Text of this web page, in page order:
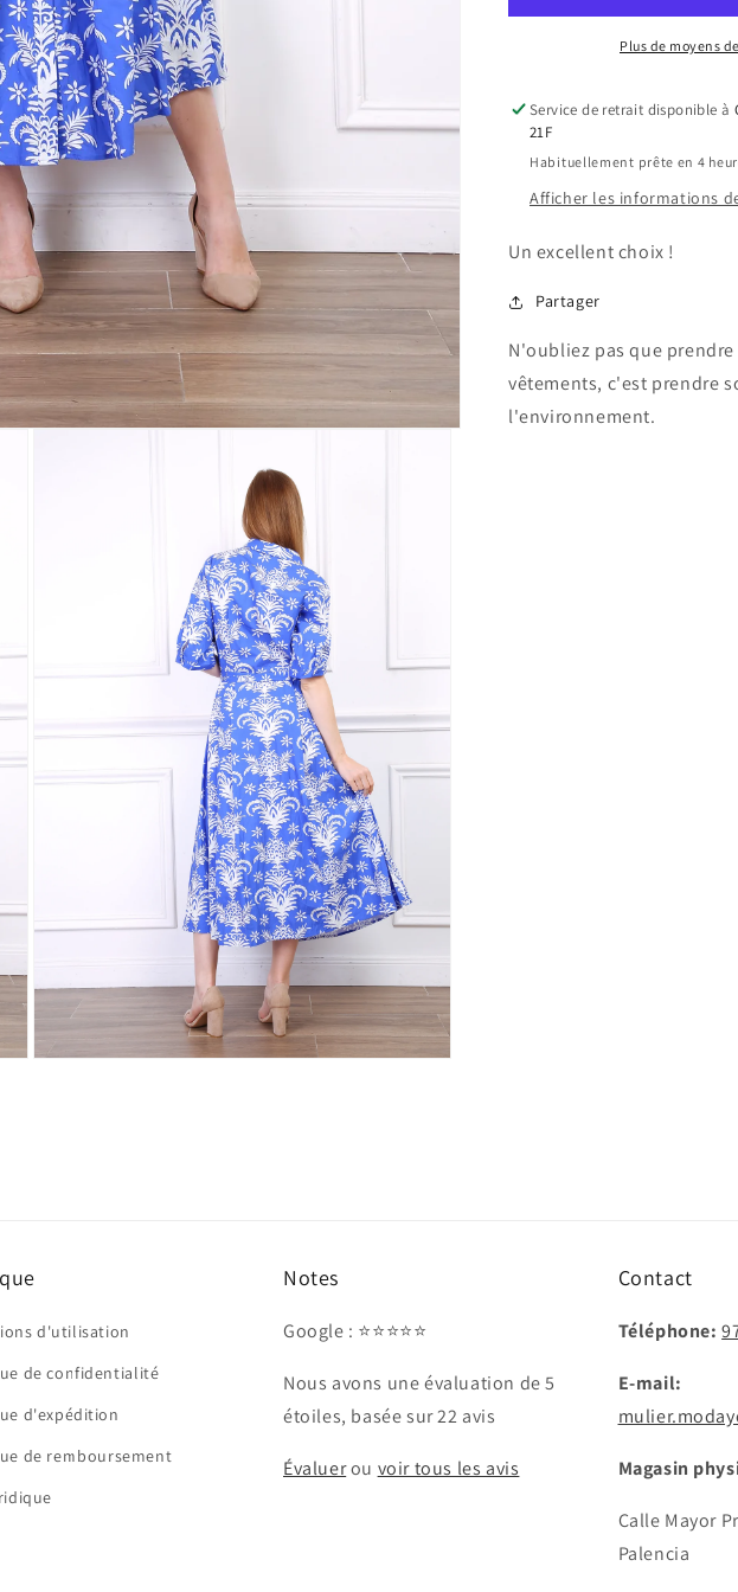
Plus de moyens
Service de retrait disponible à
21F
Habituellement prête en 4
Afficher les informations
Un excellent choix !
Partager
N'oubliez pas que
vêtements, c'est prendre
l'environnement.
d'utilisation
de confidentialité
d'expédition
de remboursement
Notes
Google : ⭐⭐⭐⭐⭐
Nous avons une évaluation de 5
étoiles, basée sur 22 avis
Évaluerou voir tous les avis
Contact
Téléphone:
E-mail:
Magasin
Calle Mayor
Palencia